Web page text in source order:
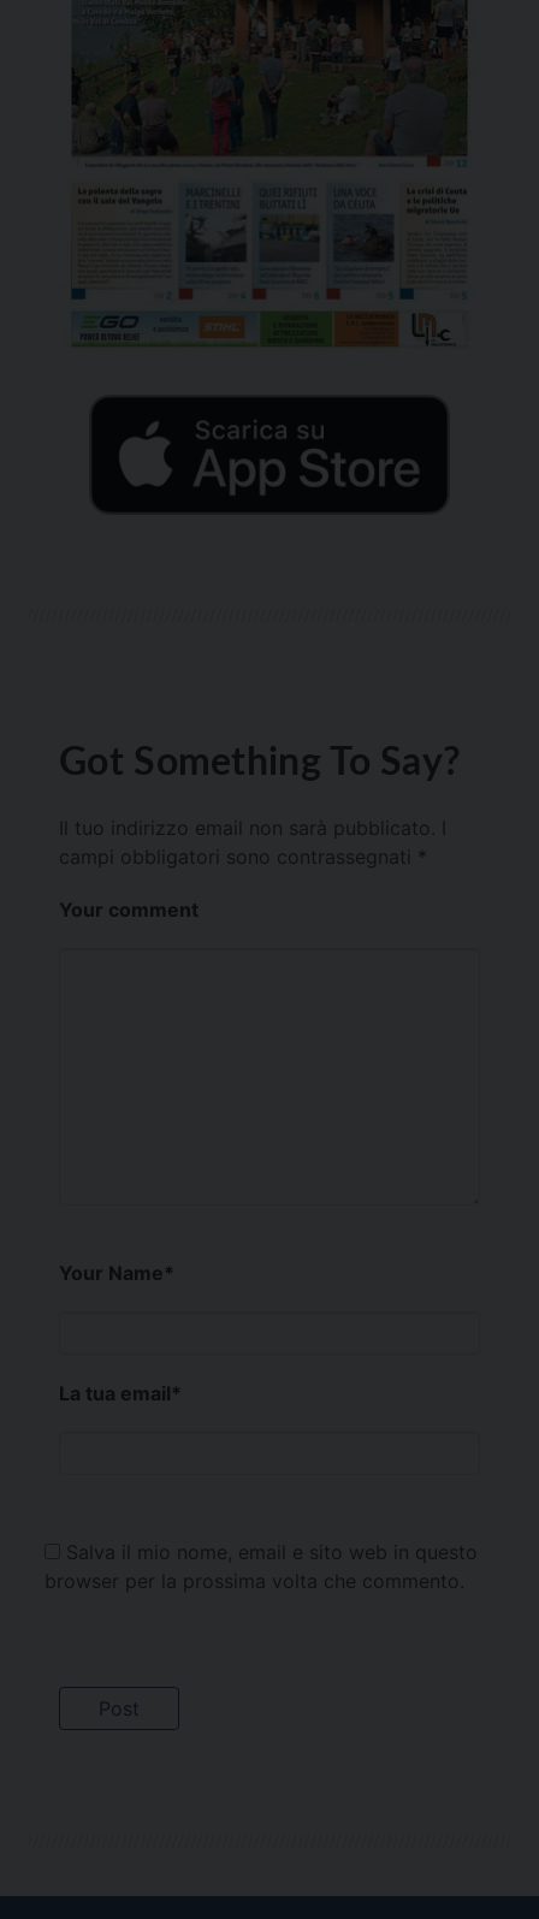
Got Something To Say?
Il tuo indirizzo email non sarà pubblicato.
campi obbligatori sono contrassegnati *
Your comment
Your Name*
La tua email*
Salva il mio nome, email e sito web in questo
browser per la prossima volta che commento.